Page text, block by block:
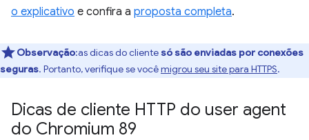
o explicativo e confira a proposta completa.
Observação:as dicas do cliente só são enviadas por conexões
seguras. Portanto, verifique se vocêmigrou seu site para HTTPS.
Dicas de cliente HTTP do user agent
do Chromium 89